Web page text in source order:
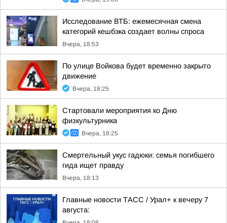
Исследование ВТБ: ежемесячная смена
категорий кешбэка создает волны спроса
Вчера, 18:53
По улице Войкова будет временно закрыто
движение
Вчера, 18:25
Стартовали мероприятия ко Дню
физкультурника
Вчера, 18:25
Смертельный укус гадюки: семья погибшего
гида ищет правду
Вчера, 18:13
Главные новости ТАСС / Урал+ к вечеру 7
августа: